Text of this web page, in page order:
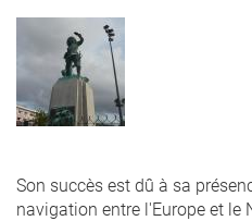
de-
Son succès est dû à sa
navigation entre l'Europe et le